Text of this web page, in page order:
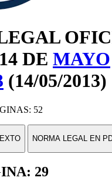
DE MAYO
(14/05/2013)
52
NORMA LEGAL EN
29